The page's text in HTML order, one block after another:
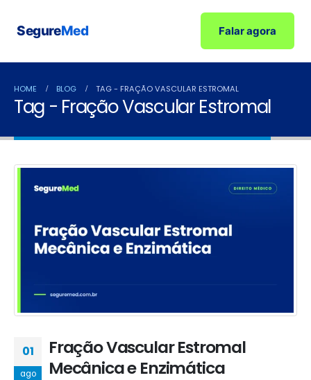
SegureMed Falar agora
HOME BLOG TAG - FRAÇÃO VASCULAR ESTROMAL
Tag - Fração Vascular Estromal
01
ago
Fração Vascular Estromal
Mecânica e Enzimática